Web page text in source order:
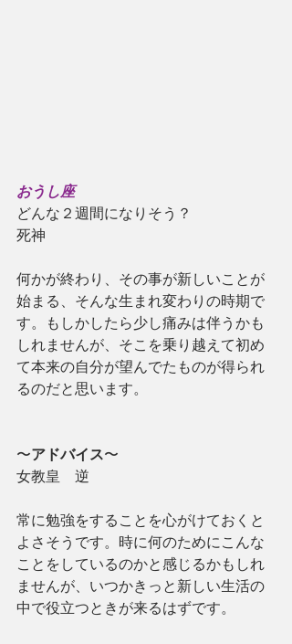
おうし座
どんな２週間になりそう？
死神
何かが終わり、その事が新しいことが
始まる、そんな生まれ変わりの時期で
す。もしかしたら少し痛みは伴うかも
しれませんが、そこを乗り越えて初め
て本来の自分が望んでたものが得られ
るのだと思います。
〜アドバイス〜
女教皇　逆
常に勉強をすることを心がけておくと
よさそうです。時に何のためにこんな
ことをしているのかと感じるかもしれ
ませんが、いつかきっと新しい生活の
中で役立つときが来るはずです。